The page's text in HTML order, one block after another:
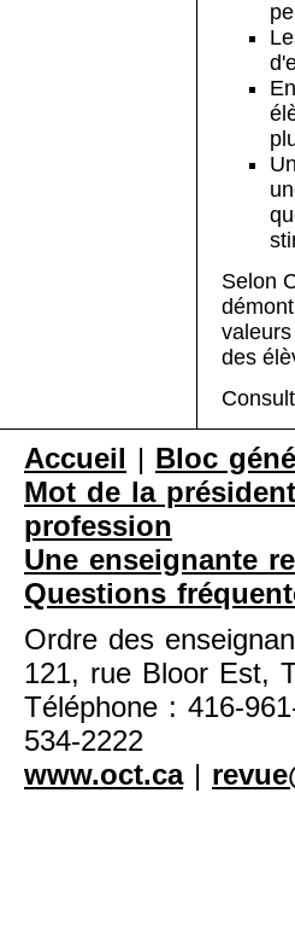
Selon
des
Accueil | Bloc
Mot de la
profession
Une enseignante
Questions
Ordre des
121, rue Bloor Est,
Téléphone : 416-
534-2222
www.oct.ca|